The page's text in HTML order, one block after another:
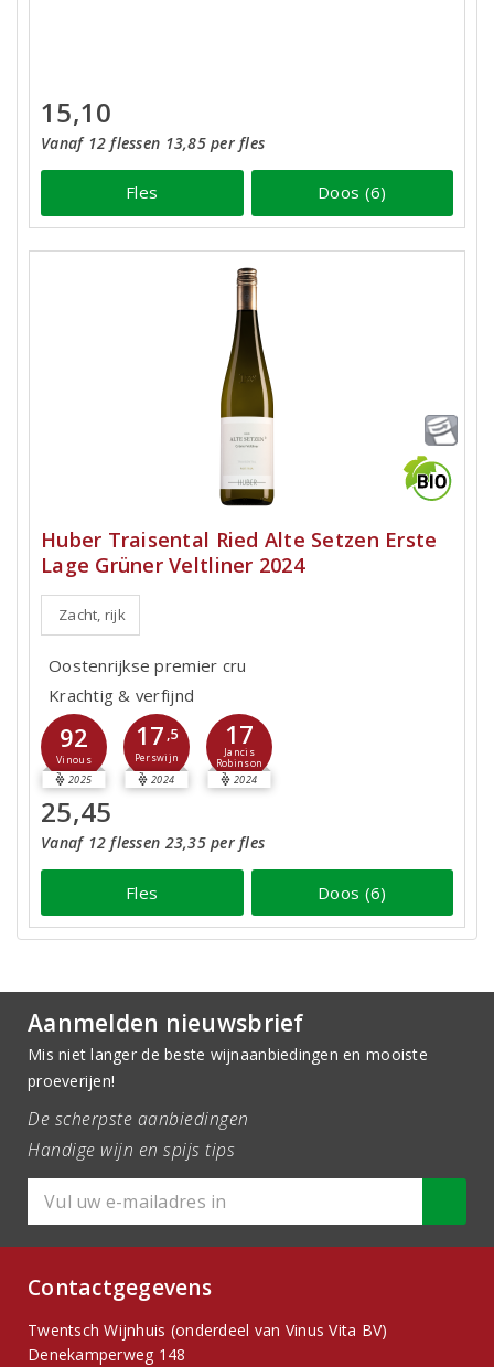
15,10
Vanaf 12 flessen 13,85 per fles
Fles Doos (6)
Huber Traisental Ried Alte Setzen Erste
Lage Grüner Veltliner 2024
Zacht, rijk
Oostenrijkse premier cru
Krachtig & verfijnd
92
Vinous
2025
17 ,5
Perswijn
2024
17
Jancis
Robinson
2024
25,45
Vanaf 12 flessen 23,35 per fles
Fles Doos (6)
Aanmelden nieuwsbrief
Mis niet langer de beste wijnaanbiedingen en mooiste
proeverijen!
De scherpste aanbiedingen
Handige wijn en spijs tips
Contactgegevens
Twentsch Wijnhuis (onderdeel van Vinus Vita BV)
Denekamperweg 148